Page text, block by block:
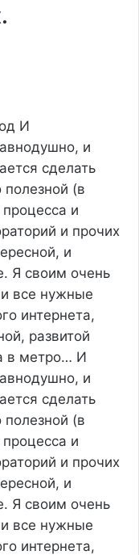
И
и
сделать
полезной (в
и
и прочих
и
Я своим очень
все нужные
интернета,
развитой
в метро… И
и
сделать
полезной (в
и
и прочих
и
Я своим очень
все нужные
интернета,